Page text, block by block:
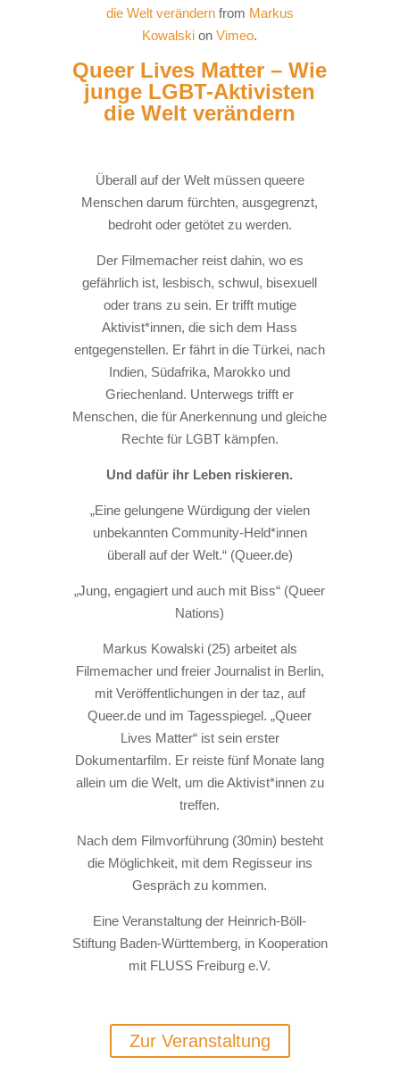
die Welt verändernfrom Markus
Kowalski onVimeo.
Queer Lives Matter – Wie
junge LGBT-Aktivisten
die Welt verändern
Überall auf der Welt müssen queere
Menschen darum fürchten, ausgegrenzt,
bedroht oder getötet zu werden.
Der Filmemacher reist dahin, wo es
gefährlich ist, lesbisch, schwul, bisexuell
oder trans zu sein. Er trifft mutige
Aktivist*innen, die sich dem Hass
entgegenstellen. Er fährt in die Türkei, nach
Indien, Südafrika, Marokko und
Griechenland. Unterwegs trifft er
Menschen, die für Anerkennung und gleiche
Rechte für LGBT kämpfen.
Und dafür ihr Leben riskieren.
„Eine gelungene Würdigung der vielen
unbekannten Community-Held*innen
überall auf der Welt.“ (Queer.de)
„Jung, engagiert und auch mit Biss“ (Queer
Nations)
Markus Kowalski (25) arbeitet als
Filmemacher und freier Journalist in Berlin,
mit Veröffentlichungen in der taz, auf
Queer.de und im Tagesspiegel. „Queer
Lives Matter“ ist sein erster
Dokumentarfilm. Er reiste fünf Monate lang
allein um die Welt, um die Aktivist*innen zu
treffen.
Nach dem Filmvorführung (30min) besteht
die Möglichkeit, mit dem Regisseur ins
Gespräch zu kommen.
Eine Veranstaltung der Heinrich-Böll-
Stiftung Baden-Württemberg, in Kooperation
mit FLUSS Freiburg e.V.
Zur Veranstaltung